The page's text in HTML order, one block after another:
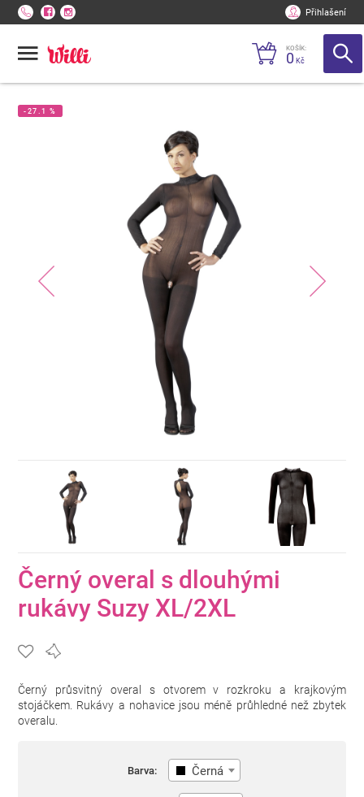
Přihlašení
KOŠÍK:
0 Kč
-27.1 %
Černý overal s dlouhými
rukávy Suzy XL/2XL
Černý průsvitný overal s otvorem v rozkroku a krajkovým
stojáčkem. Rukávy a nohavice jsou méně průhledné než zbytek
overalu.
Barva: Černá